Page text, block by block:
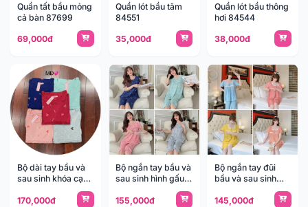
Quần tất bầu mỏng
cả bàn 87699
69,000đ
Quần lót bầu tăm
84551
35,000đ
Quần lót bầu thông
hơi 84544
38,000đ
Bộ dài tay bầu và
sau sinh khóa cạnh
170,000đ
Bộ ngắn tay bầu và
sau sinh hình gấu
155,000đ
Bộ ngắn tay đũi
bầu và sau sinh
145,000đ